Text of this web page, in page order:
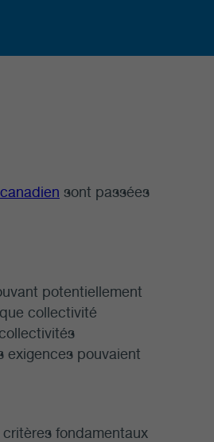
sont passées
potentiellement
collectivité
exigences pouvaient
fondamentaux